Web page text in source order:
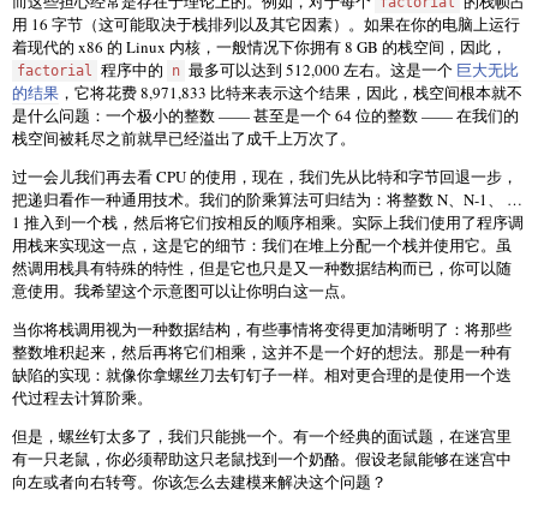
用 16 字节（这可能取决于栈排列以及其它因素）。如果在你的电脑上运行
着现代的 x86 的 Linux 内核，一般情况下你拥有 8 GB 的栈空间，因此，
factorial 程序中的 n 最多可以达到 512,000 左右。这是一个 巨大无比
的结果 ，它将花费 8,971,833 比特来表示这个结果，因此，栈空间根本就不
是什么问题：一个极小的整数 —— 甚至是一个 64 位的整数 —— 在我们的
栈空间被耗尽之前就早已经溢出了成千上万次了。
过一会儿我们再去看 CPU 的使用，现在，我们先从比特和字节回退一步，
把递归看作一种通用技术。我们的阶乘算法可归结为：将整数 N、N-1、 …
1 推入到一个栈，然后将它们按相反的顺序相乘。实际上我们使用了程序调
用栈来实现这一点，这是它的细节：我们在堆上分配一个栈并使用它。虽
然调用栈具有特殊的特性，但是它也只是又一种数据结构而已，你可以随
意使用。我希望这个示意图可以让你明白这一点。
当你将栈调用视为一种数据结构，有些事情将变得更加清晰明了：将那些
整数堆积起来，然后再将它们相乘，这并不是一个好的想法。那是一种有
缺陷的实现：就像你拿螺丝刀去钉钉子一样。相对更合理的是使用一个迭
代过程去计算阶乘。
但是，螺丝钉太多了，我们只能挑一个。有一个经典的面试题，在迷宫里
有一只老鼠，你必须帮助这只老鼠找到一个奶酪。假设老鼠能够在迷宫中
向左或者向右转弯。你该怎么去建模来解决这个问题？